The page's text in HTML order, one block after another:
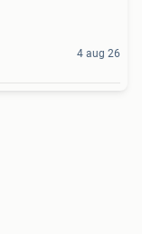
4 aug 26